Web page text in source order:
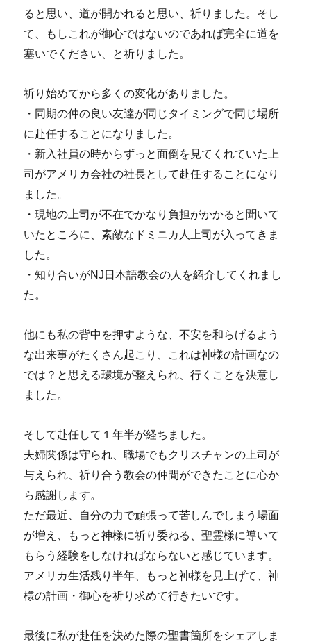
ると思い、道が開かれると思い、祈りました。そし
て、もしこれが御心ではないのであれば完全に道を
塞いでください、と祈りました。
祈り始めてから多くの変化がありました。
・同期の仲の良い友達が同じタイミングで同じ場所
に赴任することになりました。
・新入社員の時からずっと面倒を見てくれていた上
司がアメリカ会社の社長として赴任することになり
ました。
・現地の上司が不在でかなり負担がかかると聞いて
いたところに、素敵なドミニカ人上司が入ってきま
した。
・知り合いがNJ日本語教会の人を紹介してくれまし
た。
他にも私の背中を押すような、不安を和らげるよう
な出来事がたくさん起こり、これは神様の計画なの
では？と思える環境が整えられ、行くことを決意し
ました。
そして赴任して１年半が経ちました。
夫婦関係は守られ、職場でもクリスチャンの上司が
与えられ、祈り合う教会の仲間ができたことに心か
ら感謝します。
ただ最近、自分の力で頑張って苦しんでしまう場面
が増え、もっと神様に祈り委ねる、聖霊様に導いて
もらう経験をしなければならないと感じています。
アメリカ生活残り半年、もっと神様を見上げて、神
様の計画・御心を祈り求めて行きたいです。
最後に私が赴任を決めた際の聖書箇所をシェアしま